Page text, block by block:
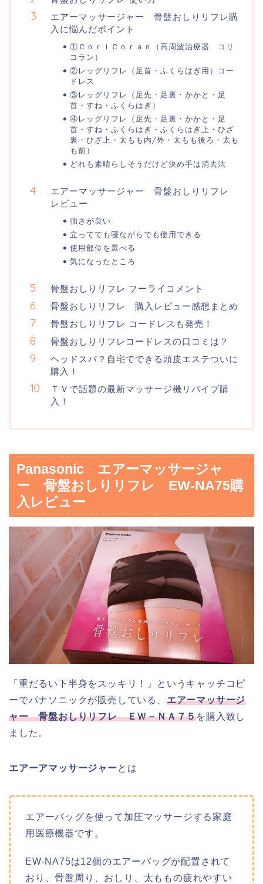
エアーマッサージャー 骨盤おしりリフレ購
入に悩んだポイント
①ＣｏｒｉＣｏｒａｎ（高周波治療器 コリ
コラン）
②レッグリフレ（足首・ふくらはぎ用）コー
ドレス
③レッグリフレ（足先・足裏・かかと・足
首・すね・ふくらはぎ）
④レッグリフレ（足先・足裏・かかと・足
首・すね・ふくらはぎ・ふくらはぎ上・ひざ
裏・ひざ上・太もも内/外・太もも後ろ・太も
も前）
どれも素晴らしそうだけど決め手は消去法
エアーマッサージャー 骨盤おしりリフレ
レビュー
強さが良い
立ってても寝ながらでも使用できる
使用部位を選べる
気になったところ
骨盤おしりリフレ フーライコメント
骨盤おしりリフレ 購入レビュー感想まとめ
骨盤おしりリフレ コードレスも発売！
骨盤おしりリフレコードレスの口コミは？
ヘッドスパ？自宅でできる頭皮エステついに
購入！
ＴＶで話題の最新マッサージ機リバイブ購
入！
Panasonic エアーマッサージャ
ー 骨盤おしりリフレ EW-NA75購
入レビュー
「重だるい下半身をスッキリ！」というキャッチコピ
ーでパナソニックが販売している、 エアーマッサージ
ャー 骨盤おしりリフレ ＥＷ－ＮＡ７５を購入致し
ました。
エアーアマッサージャーとは
エアーバッグを使って加圧マッサージする家庭
用医療機器です。
EW-NA75は12個のエアーバッグが配置されて
おり、骨盤周り、おしり、太ももの疲れやすい